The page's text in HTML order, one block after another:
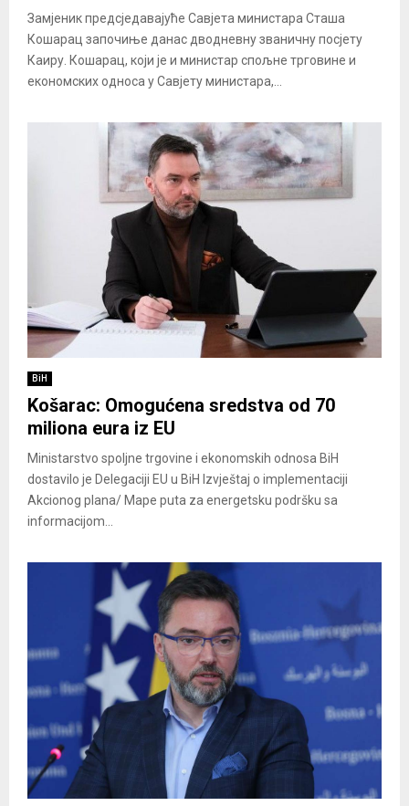
Замјеник предсједавајуће Савјета министара Сташа
Кошарац започиње данас дводневну званичну посјету
Каиру. Кошарац, који је и министар спољне трговине и
економских односа у Савјету министара,...
BiH
Košarac: Omogućena sredstva od 70
miliona eura iz EU
Ministarstvo spoljne trgovine i ekonomskih odnosa BiH
dostavilo je Delegaciji EU u BiH Izvještaj o implementaciji
Akcionog plana/ Mape puta za energetsku podršku sa
informacijom...